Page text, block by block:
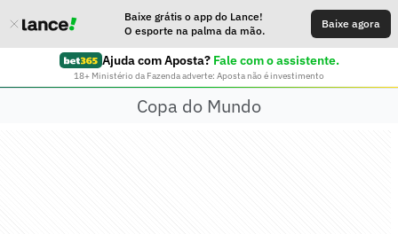
Baixe grátis o app do Lance!
O esporte na palma da mão.
Baixe agora
Ajuda com Aposta? Fale com o assistente.
18+ Ministério da Fazenda adverte: Aposta não é investimento
Copa do Mundo